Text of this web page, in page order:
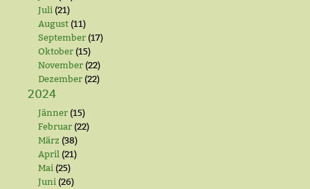
Juli (21)
August (11)
September (17)
Oktober (15)
November (22)
Dezember (22)
2024
Jänner (15)
Februar (22)
März (38)
April (21)
Mai (25)
Juni (26)